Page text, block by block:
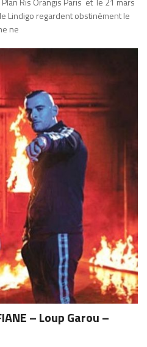
Lindigo regardent obstinément le
ne
– Loup Garou –